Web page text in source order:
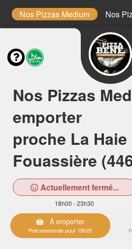
Nos Pizzas Medium Nos
Nos Pizzas
emporter
proche La Haie
Fouassière
Actuellement fermé...
18h00 - 23h30
À emporter
Précommande pour 18h20